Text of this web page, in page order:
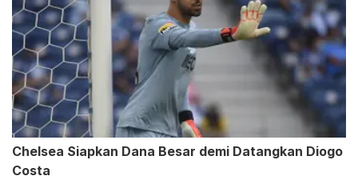
Chelsea Siapkan Dana Besar demi Datangkan Diogo
Costa